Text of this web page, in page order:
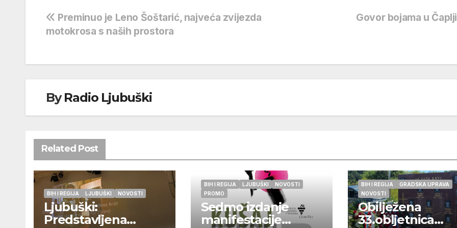
Navigacija
Govor bojama u
Preminuo je Leno Šoštarić, najveća zvijezda
motokrosa s naših prostora
ByRadio Ljubuški
Related Post
BIH I REGIJA LJUBUŠKI NOVOSTI
Ljubuški:
Predstavljena
BIH I REGIJA LJUBUŠKI
NOVOSTI
PROMO
Sedmo izdanje
manifestacije
BIH I REGIJA
GRADSKA UPRAVA
NOVOSTI
Obilježena
33.obljetnica